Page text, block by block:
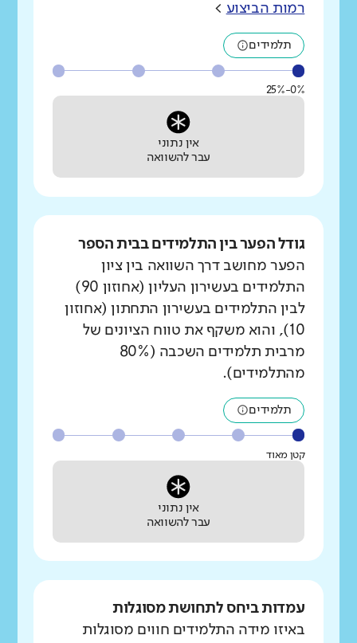
רמות הביצוע >
תלמידים
0%-25%
אין נתוני
עבר להשוואה
גודל הפער בין התלמידים בבית הספר
הפער מחושב דרך השוואה בין ציון
התלמידים בעשירון העליון (אחוזון 90)
לבין התלמידים בעשירון התחתון (אחוזון
10), והוא משקף את טווח הציונים של
מרבית תלמידים השכבה (80%
מהתלמידים).
תלמידים
קטן מאוד
אין נתוני
עבר להשוואה
עמדות ביחס לתחושת מסוגלות
באיזו מידה התלמידים חווים מסוגלות